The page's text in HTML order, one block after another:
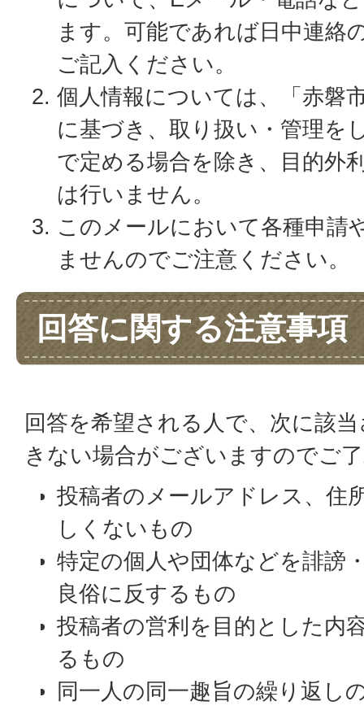
ます。可能であれば日中連絡
ご記入ください。
個人情報については、「赤磐
に基づき、取り扱い・管理を
で定める場合を除き、目的外
は行いません。
このメールにおいて各種申請
ませんのでご注意ください。
回答に関する注意事項
回答を希望される人で、次に該
きない場合がございますのでご
投稿者のメールアドレス、住
しくないもの
特定の個人や団体などを誹謗
良俗に反するもの
投稿者の営利を目的とした内
るもの
同一人の同一趣旨の繰り返し